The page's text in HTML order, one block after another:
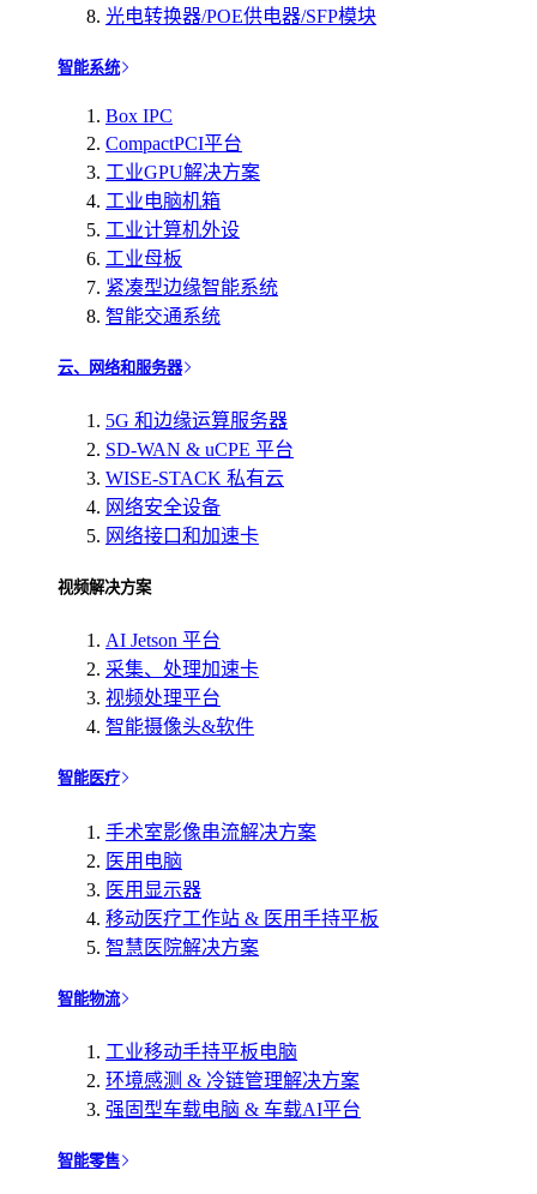
光电转换器/POE供电器/SFP模块
智能系统
Box IPC
CompactPCI平台
工业GPU解决方案
工业电脑机箱
工业计算机外设
工业母板
紧凑型边缘智能系统
智能交通系统
云、网络和服务器
5G 和边缘运算服务器
SD-WAN & uCPE 平台
WISE-STACK 私有云
网络安全设备
网络接口和加速卡
视频解决方案
AI Jetson 平台
采集、处理加速卡
视频处理平台
智能摄像头&软件
智能医疗
手术室影像串流解决方案
医用电脑
医用显示器
移动医疗工作站 & 医用手持平板
智慧医院解决方案
智能物流
工业移动手持平板电脑
环境感测 & 冷链管理解决方案
强固型车载电脑 & 车载AI平台
智能零售